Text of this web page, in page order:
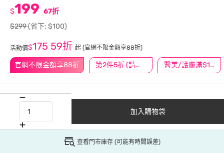
官網不限金額享88折 第2件5折 (請任選2件商品) 醫美/護膚滿$1200送$200
$199 67折
$299(省下: $100)
活動價$175 59折 起 (官網不限金額享88折)
加入購物袋
查看門市庫存 (可能有時間誤差)